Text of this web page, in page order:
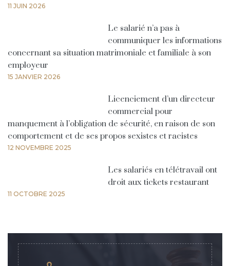
11 JUIN 2026
Le salarié n’a pas à
communiquer les informations
concernant sa situation matrimoniale et familiale à son
employeur
15 JANVIER 2026
Licenciement d’un directeur
commercial pour
manquement à l’obligation de sécurité, en raison de son
comportement et de ses propos sexistes et racistes
12 NOVEMBRE 2025
Les salariés en télétravail ont
droit aux tickets restaurant
11 OCTOBRE 2025